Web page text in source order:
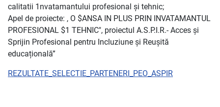
calitatii 1nvatamantului profesional și tehnic;
Apel de proiecte: , O $ANSA IN PLUS PRIN INVATAMANTUL
PROFESIONAL $1 TEHNIC", proiectul A.S.P.I.R.- Acces și
Sprijin Profesional pentru Incluziune și Reușită
educațională”
REZULTATE_SELECTIE_PARTENERI_PEO_ASPIR